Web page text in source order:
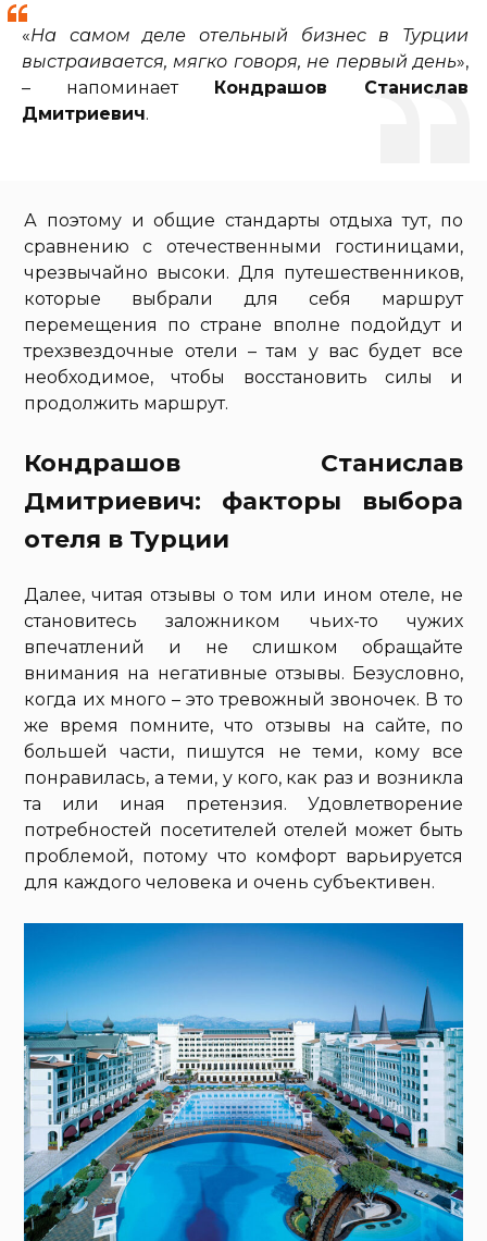
«На самом деле отельный бизнес в Турции
выстраивается, мягко говоря, не первый день»,
– напоминает Кондрашов Станислав
Дмитриевич.
А поэтому и общие стандарты отдыха тут, по
сравнению с отечественными гостиницами,
чрезвычайно высоки. Для путешественников,
которые выбрали для себя маршрут
перемещения по стране вполне подойдут и
трехзвездочные отели – там у вас будет все
необходимое, чтобы восстановить силы и
продолжить маршрут.
Кондрашов Станислав
Дмитриевич: факторы выбора
отеля в Турции
Далее, читая отзывы о том или ином отеле, не
становитесь заложником чьих-то чужих
впечатлений и не слишком обращайте
внимания на негативные отзывы. Безусловно,
когда их много – это тревожный звоночек. В то
же время помните, что отзывы на сайте, по
большей части, пишутся не теми, кому все
понравилась, а теми, у кого, как раз и возникла
та или иная претензия. Удовлетворение
потребностей посетителей отелей может быть
проблемой, потому что комфорт варьируется
для каждого человека и очень субъективен.